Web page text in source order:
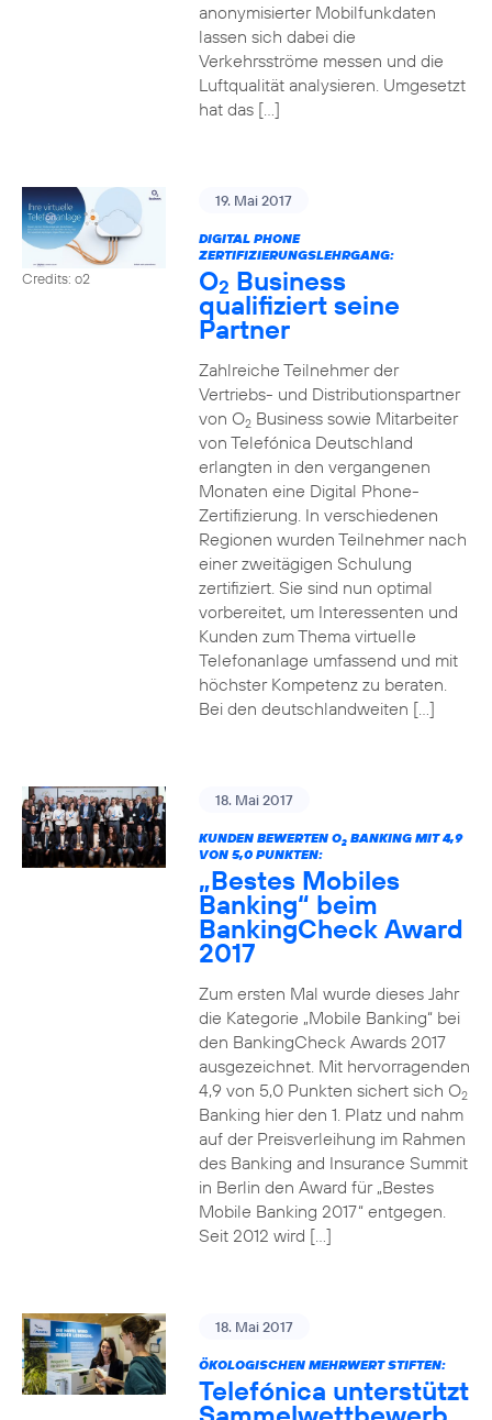
anonymisierter Mobilfunkdaten
lassen sich dabei die
Verkehrsströme messen und die
Luftqualität analysieren. Umgesetzt
hat das […]
Credits: o2
19. Mai 2017
DIGITAL PHONE
ZERTIFIZIERUNGSLEHRGANG:
O2 Business
qualifiziert seine
Partner
Zahlreiche Teilnehmer der
Vertriebs- und Distributionspartner
von O2Business sowie Mitarbeiter
von Telefónica Deutschland
erlangten in den vergangenen
Monaten eine Digital Phone-
Zertifizierung. In verschiedenen
Regionen wurden Teilnehmer nach
einer zweitägigen Schulung
zertifiziert. Sie sind nun optimal
vorbereitet, um Interessenten und
Kunden zum Thema virtuelle
Telefonanlage umfassend und mit
höchster Kompetenz zu beraten.
Bei den deutschlandweiten […]
18. Mai 2017
KUNDEN BEWERTEN O2BANKING MIT 4,9
VON 5,0 PUNKTEN:
„Bestes Mobiles
Banking“ beim
BankingCheck Award
2017
Zum ersten Mal wurde dieses Jahr
die Kategorie „Mobile Banking“ bei
den BankingCheck Awards 2017
ausgezeichnet. Mit hervorragenden
4,9 von 5,0 Punkten sichert sich O2
Banking hier den 1. Platz und nahm
auf der Preisverleihung im Rahmen
des Banking and Insurance Summit
in Berlin den Award für „Bestes
Mobile Banking 2017“ entgegen.
Seit 2012 wird […]
18. Mai 2017
ÖKOLOGISCHEN MEHRWERT STIFTEN:
Telefónica unterstützt